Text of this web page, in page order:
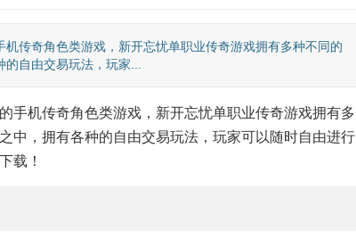
传奇角色类游戏，新开忘忧单职业传奇游戏拥有多种不同的
自由交易玩法，玩家...
手机传奇角色类游戏，新开忘忧单职业传奇游戏拥有多
中，拥有各种的自由交易玩法，玩家可以随时自由进行
载！